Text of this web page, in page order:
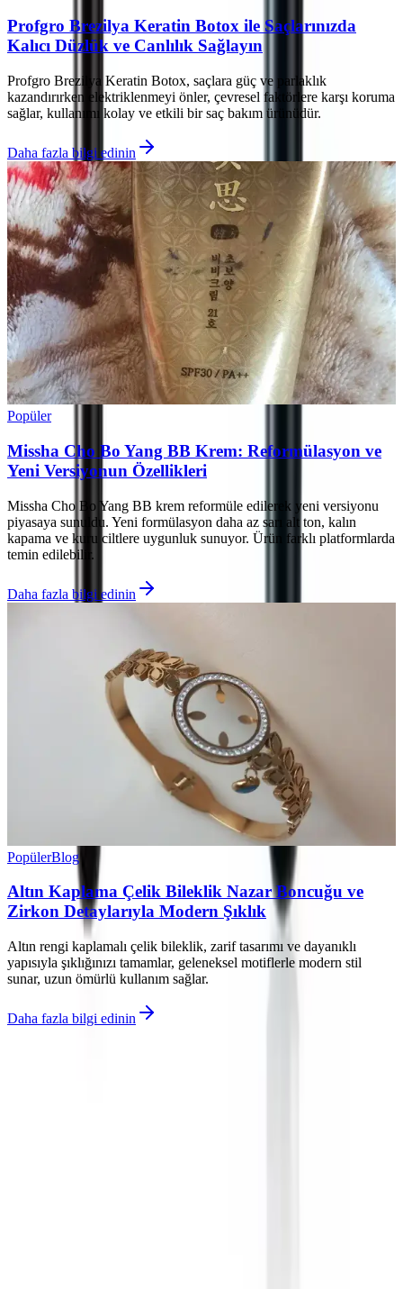
Profgro Brezilya Keratin Botox ile Saçlarınızda
Kalıcı Düzlük ve Canlılık Sağlayın
Profgro Brezilya Keratin Botox, saçlara güç ve parlaklık
kazandırırken elektriklenmeyi önler, çevresel faktörlere karşı koruma
sağlar, kullanımı kolay ve etkili bir saç bakım ürünüdür.
Daha fazla bilgi edinin
Popüler
Missha Cho Bo Yang BB Krem: Reformülasyon ve
Yeni Versiyonun Özellikleri
Missha Cho Bo Yang BB krem reformüle edilerek yeni versiyonu
piyasaya sunuldu. Yeni formülasyon daha az sarı alt ton, kalın
kapama ve kuru ciltlere uygunluk sunuyor. Ürün farklı platformlarda
temin edilebilir.
Daha fazla bilgi edinin
PopülerBlog
Altın Kaplama Çelik Bileklik Nazar Boncuğu ve
Zirkon Detaylarıyla Modern Şıklık
Altın rengi kaplamalı çelik bileklik, zarif tasarımı ve dayanıklı
yapısıyla şıklığınızı tamamlar, geleneksel motiflerle modern stil
sunar, uzun ömürlü kullanım sağlar.
Daha fazla bilgi edinin